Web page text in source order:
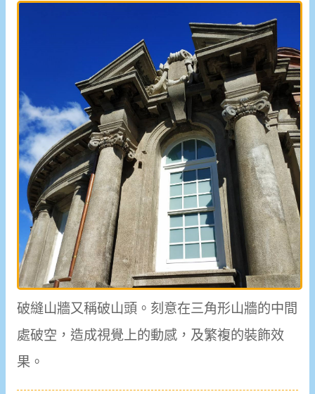
破縫山牆又稱破山頭。刻意在三角形山牆的中間
處破空，造成視覺上的動感，及繁複的裝飾效
果。